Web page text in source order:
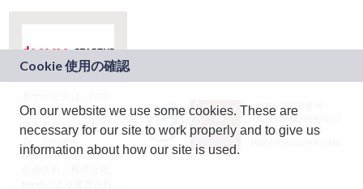
ドコモグループの新
規事業創出プログラ
ム「docomo
STARTUP」を通じて
JASRAC許諾番号：
9024936001Y45037
JASRAC許諾番号：
On our website we use some cookies. These are
necessary for our site to work properly and to give us
information about how our site is used.